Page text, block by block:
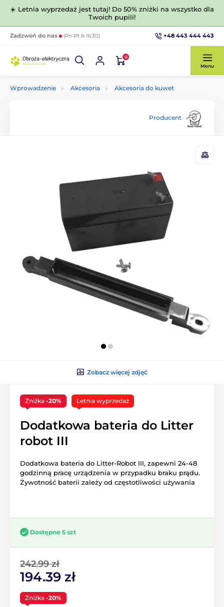
☀️ Letnia wyprzedaż jest tutaj! Do 50% zniżki na wszystko dla
Twoich pupili!
Zadzwoń do nas (Pn-Pt 8-16:30) +48 443 444 443
0
Menu
Wprowadzenie Akcesoria Akcesoria do kuwet
Producent
Zobacz więcej zdjęć
Zniżka -20% Letnia wyprzedaż
Dodatkowa bateria do Litter
robot III
Dodatkowa bateria do Litter-Robot III, zapewni 24-48
godzinną pracę urządzenia w przypadku braku prądu.
Żywotność baterii zależy od częstotliwości używania
Dostępne 5 szt
242.99 zł
194.39 zł
Zniżka -20%